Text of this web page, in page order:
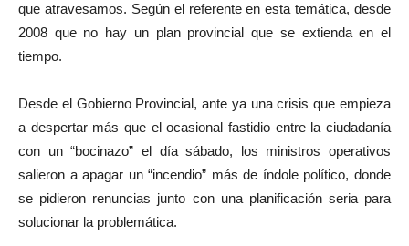
que atravesamos. Según el referente en esta temática, desde
2008 que no hay un plan provincial que se extienda en el
tiempo.
Desde el Gobierno Provincial, ante ya una crisis que empieza
a despertar más que el ocasional fastidio entre la ciudadanía
con un “bocinazo” el día sábado, los ministros operativos
salieron a apagar un “incendio” más de índole político, donde
se pidieron renuncias junto con una planificación seria para
solucionar la problemática.